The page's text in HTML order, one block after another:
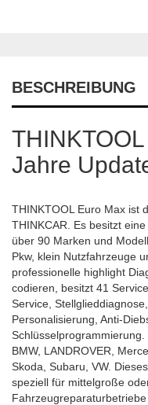
BESCHREIBUNG
Jahre
THINKTOOL Euro Max ist
THINKCAR. Es besitzt
über 90 Marken und
Pkw, klein Nutzfahrzeuge
professionelle highlight
codieren, besitzt 41
Service,
Personalisierung, Anti-
BMW, LANDROVER,
Skoda, Subaru, VW.
speziell für mittelgroße
Fahrzeugreparaturbetriebe